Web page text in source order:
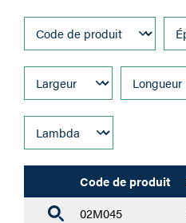
Code de produit
02M045